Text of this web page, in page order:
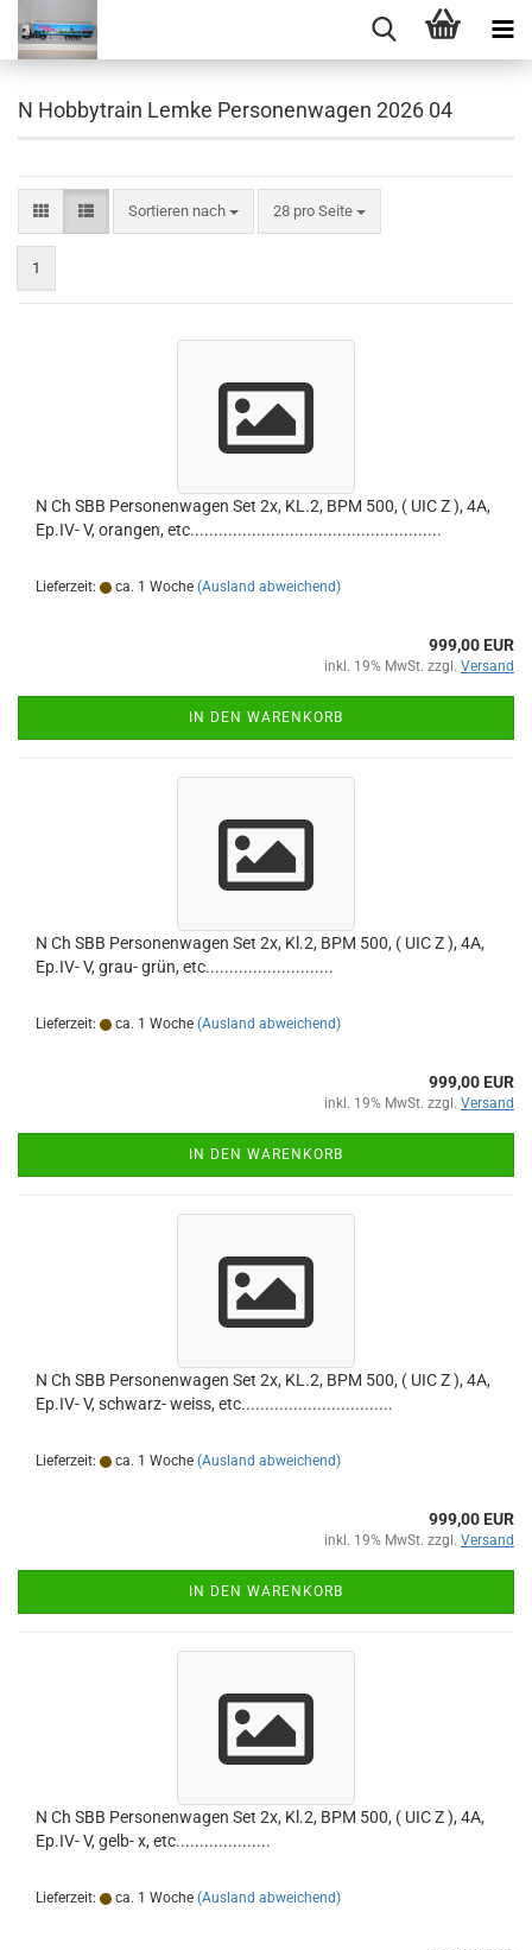
N Hobbytrain Lemke Personenwagen 2026 04
Sortieren nach
Sortieren nach 28 pro Seite
pro Seite
1
N Ch SBB Personenwagen Set 2x, KL.2, BPM 500, ( UIC Z ), 4A,
Ep.IV- V, orangen, etc.....................................................
Lieferzeit: ca. 1 Woche (Ausland abweichend)
999,00 EUR
inkl. 19% MwSt. zzgl. Versand
IN DEN WARENKORB
N Ch SBB Personenwagen Set 2x, Kl.2, BPM 500, ( UIC Z ), 4A,
Ep.IV- V, grau- grün, etc...........................
Lieferzeit: ca. 1 Woche (Ausland abweichend)
999,00 EUR
inkl. 19% MwSt. zzgl. Versand
IN DEN WARENKORB
N Ch SBB Personenwagen Set 2x, KL.2, BPM 500, ( UIC Z ), 4A,
Ep.IV- V, schwarz- weiss, etc................................
Lieferzeit: ca. 1 Woche (Ausland abweichend)
999,00 EUR
inkl. 19% MwSt. zzgl. Versand
IN DEN WARENKORB
N Ch SBB Personenwagen Set 2x, Kl.2, BPM 500, ( UIC Z ), 4A,
Ep.IV- V, gelb- x, etc....................
Lieferzeit: ca. 1 Woche (Ausland abweichend)